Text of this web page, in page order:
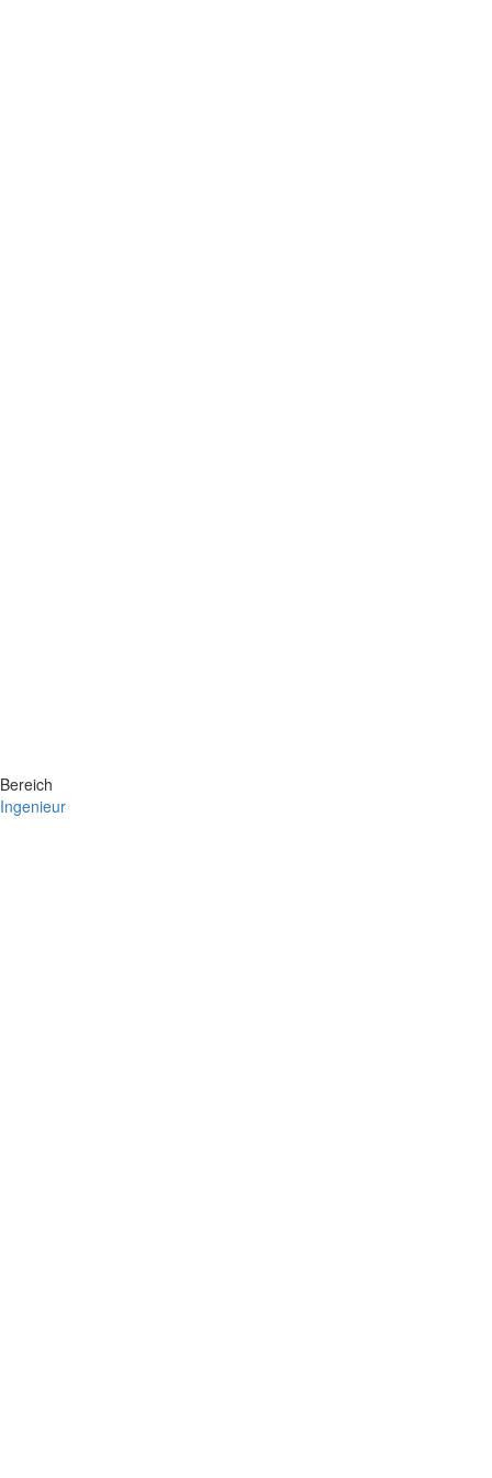
Bereich
Ingenieur